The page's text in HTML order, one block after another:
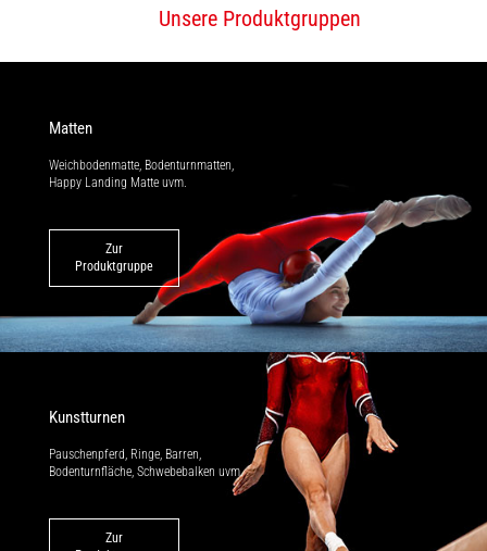
Unsere Produktgruppen
Matten
Weichbodenmatte, Bodenturnmatten,
Happy Landing Matte uvm.
Zur
Produktgruppe
Kunstturnen
Pauschenpferd, Ringe, Barren,
Bodenturnfläche, Schwebebalken uvm.
Zur